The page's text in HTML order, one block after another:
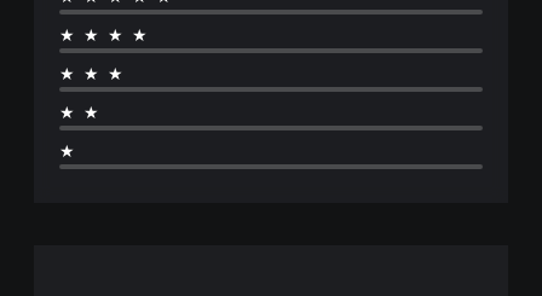
★★★★
★★★
★★
★